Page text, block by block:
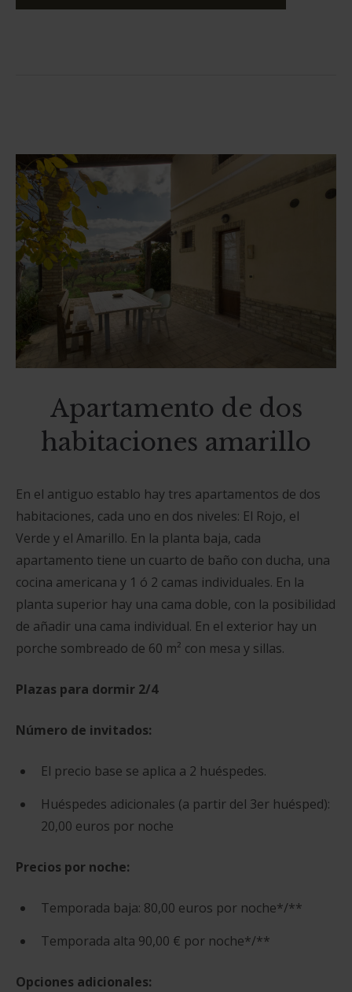
Apartamento de dos
habitaciones amarillo
En el antiguo establo hay tres apartamentos de dos
habitaciones, cada uno en dos niveles: El Rojo, el
Verde y el Amarillo. En la planta baja, cada
apartamento tiene un cuarto de baño con ducha, una
cocina americana y 1 ó 2 camas individuales. En la
planta superior hay una cama doble, con la posibilidad
de añadir una cama individual. En el exterior hay un
porche sombreado de 60 m² con mesa y sillas.
Plazas para dormir 2/4
Número de invitados:
El precio base se aplica a 2 huéspedes.
Huéspedes adicionales (a partir del 3er huésped):
20,00 euros por noche
Precios por noche:
Temporada baja: 80,00 euros por noche*/**
Temporada alta 90,00 € por noche*/**
Opciones adicionales: